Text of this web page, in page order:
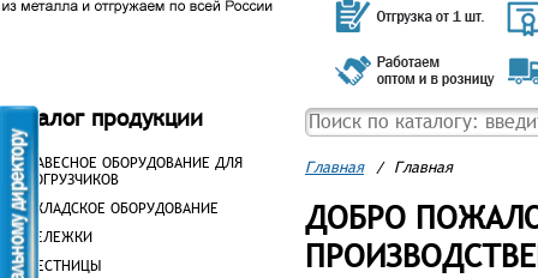
Каталог продукции
НАВЕСНОЕ ОБОРУДОВАНИЕ ДЛЯ
ПОГРУЗЧИКОВ
СКЛАДСКОЕ ОБОРУДОВАНИЕ
ТЕЛЕЖКИ
ЛЕСТНИЦЫ
Главная / Главная
ДОБРО